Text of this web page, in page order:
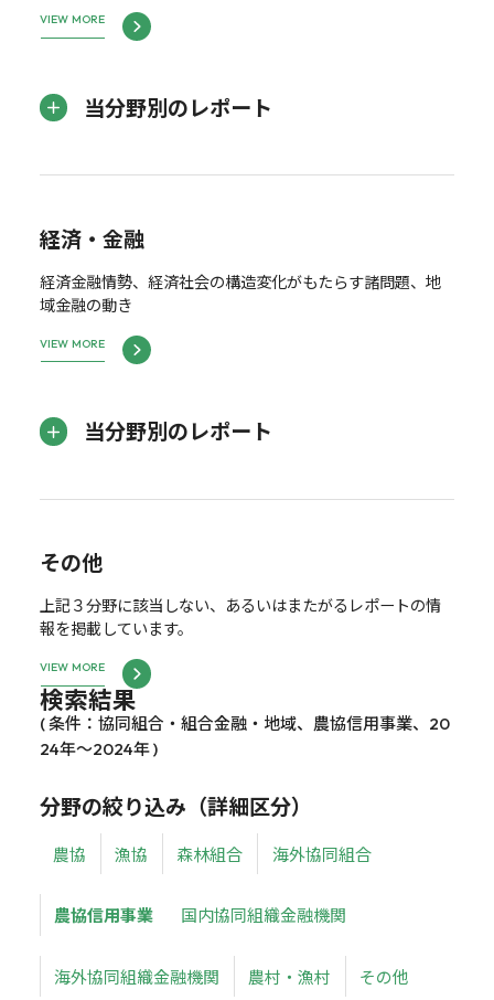
VIEW MORE
当分野別のレポート
経済・金融
経済金融情勢、経済社会の構造変化がもたらす諸問題、地
域金融の動き
VIEW MORE
当分野別のレポート
その他
上記３分野に該当しない、あるいはまたがるレポートの情
報を掲載しています。
VIEW MORE
検索結果
( 条件：協同組合・組合金融・地域、農協信用事業、20
24年～2024年 )
分野の絞り込み（詳細区分）
農協 漁協 森林組合 海外協同組合
農協信用事業 国内協同組織金融機関
海外協同組織金融機関 農村・漁村 その他